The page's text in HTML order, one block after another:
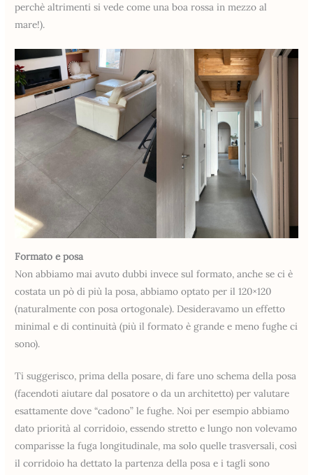
perchè altrimenti si vede come una boa rossa in mezzo al
mare!).
Formato e posa
Non abbiamo mai avuto dubbi invece sul formato, anche se ci è
costata un pò di più la posa, abbiamo optato per il 120×120
(naturalmente con posa ortogonale). Desideravamo un effetto
minimal e di continuità (più il formato è grande e meno fughe ci
sono).
Ti suggerisco, prima della posare, di fare uno schema della posa
(facendoti aiutare dal posatore o da un architetto) per valutare
esattamente dove “cadono” le fughe. Noi per esempio abbiamo
dato priorità al corridoio, essendo stretto e lungo non volevamo
comparisse la fuga longitudinale, ma solo quelle trasversali, così
il corridoio ha dettato la partenza della posa e i tagli sono